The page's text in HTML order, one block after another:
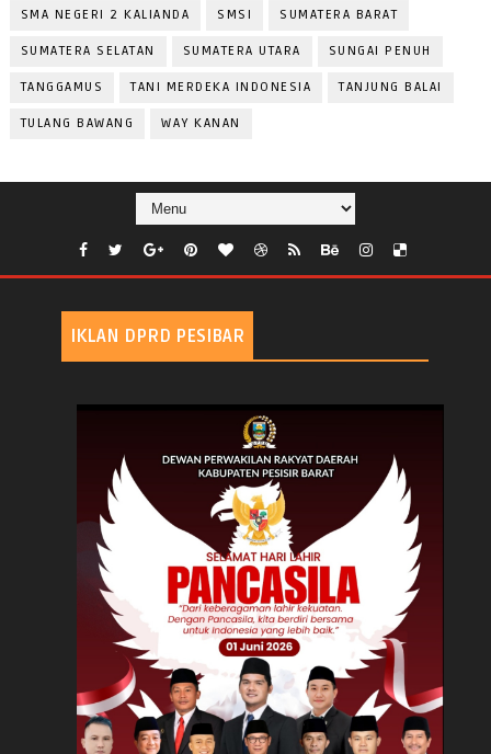
SMA NEGERI 2 KALIANDA SMSI SUMATERA BARAT
SUMATERA SELATAN SUMATERA UTARA SUNGAI PENUH
TANGGAMUS TANI MERDEKA INDONESIA TANJUNG BALAI
TULANG BAWANG WAY KANAN
IKLAN DPRD PESIBAR